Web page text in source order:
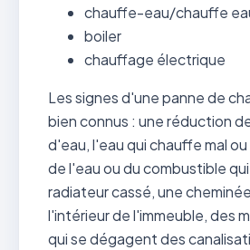
chauffe-eau/chauffe
boiler
chauffage électrique
Les signes d'une panne de
bien connus : une réduction
d'eau, l'eau qui chauffe mal
de l'eau ou du combustible
radiateur cassé, une
l'intérieur de l'immeuble, des
qui se dégagent des